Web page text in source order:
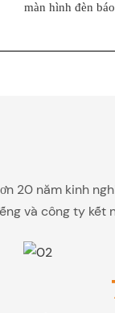
màn hình đèn báo
20 năm kinh
và công ty kết